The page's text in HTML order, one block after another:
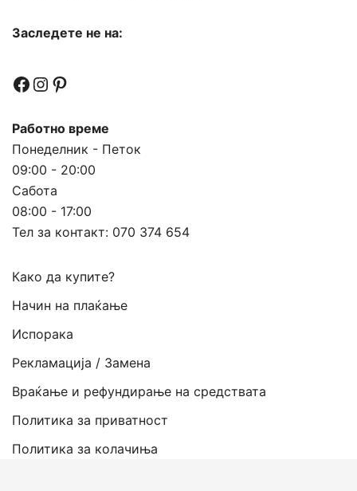
Заследете не на:
Facebook
Instagram
Pinterest
Работно време
Понеделник - Петок
09:00 - 20:00
Сабота
08:00 - 17:00
Тел за контакт: 070 374 654
Како да купите?
Начин на плаќање
Испорака
Рекламација / Замена
Враќање и рефундирање на средствата
Политика за приватност
Политика за колачиња